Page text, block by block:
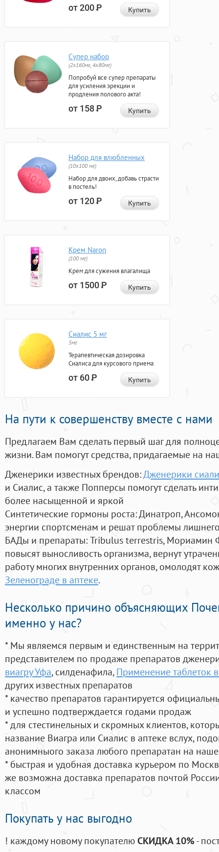
от 200Р Купить
Супер набор
(2х160мг, 4х80мг)
Попробуй все супер препараты
для усиления эрекции и
продления полового акта!
от 158Р Купить
Набор для влюбленных
(10х100 мг)
Набор для двоих, добавь страсти
в постель!
от 120Р Купить
Крем Naron
(100 мг)
Крем для сужения влагалища
от 1500Р Купить
Сиалис 5 мг
5мг
Терапевтическая дозировка
Сиалиса для курсового приема
от 60Р Купить
На пути к совершенству вместе с нами
Предлагаем Вам сделать первый шаг для
жизни. Вам помогут средства, придагаемые на
Дженерики известных брендов:Дженерики
и Сиалис, а также Попперсы помогут сделать
более насыщенной и яркой
Синтетические гормоны роста: Динатроп,
энергии спортсменам и решат проблемы
БАДы и препараты:Tribulus terrestris, Мориамин
повысят выносливость организма, вернут
работу многих внутренних органов, омолодят
Зеленограде в аптеке.
Несколько причино объясняющих
именно у нас?
* Мы являемся первым и единственным на
представителем по продаже препаратов
виагру Уфа, силденафила, Применение таблеток
других известных препаратов
* качество препаратов гарантируется
и успешно подтверждается годами продаж
* для стестинельных и скромных клиентов,
название Виагра или Сиалис в аптеке вслух,
анонимныого заказа любого препаратан на
* быстрая и удобная доставка курьером по
же возможна доставка препаратов почтой
классом
Покупать у нас выгодно
! каждому новому покупателюСКИДКА 10%-